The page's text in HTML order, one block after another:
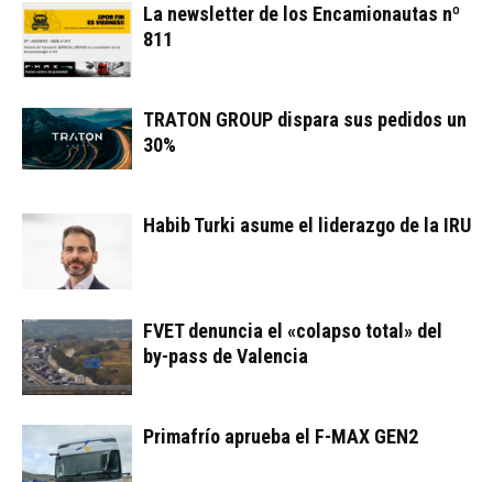
La newsletter de los Encamionautas nº
811
TRATON GROUP dispara sus pedidos un
30%
Habib Turki asume el liderazgo de la IRU
FVET denuncia el «colapso total» del
by-pass de Valencia
Primafrío aprueba el F-MAX GEN2